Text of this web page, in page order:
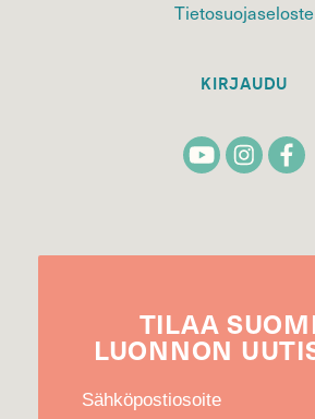
Tietosuojaseloste
KIRJAUDU
TILAA
LUONNON
Sähköpostiosoite